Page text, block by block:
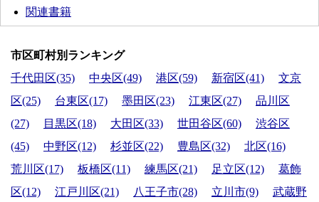
関連書籍
市区町村別ランキング
千代田区(35)
中央区(49) 港区(59) 新宿区(41)
文京
区(25)
台東区(17) 墨田区(23) 江東区(27)
品川区
(27)
目黒区(18) 大田区(33) 世田谷区(60)
渋谷区
(45)
中野区(12) 杉並区(22) 豊島区(32)
北区(16)
荒川区(17)
板橋区(11) 練馬区(21) 足立区(12)
葛飾
区(12)
江戸川区(21) 八王子市(28) 立川市(9)
武蔵野